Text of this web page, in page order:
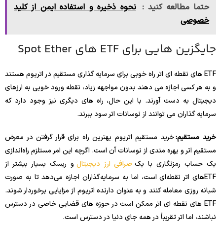
حتما مطالعه کنید : نحوه ذخیره و استفاده ایمن از کلید
خصوصی
جایگزین هایی برای ETF های Spot Ether
ETF های نقطه ای اتر راه خوبی برای سرمایه گذاری مستقیم در اتریوم هستند
و به هر کسی اجازه می دهند بدون مواجهه زیاد، نقطه ورود خوبی به ارزهای
دیجیتال به دست آورند. با این حال، راه های دیگری نیز وجود دارد که
سرمایه گذاران می توانند از نوسانات اتر سود ببرند.
خرید مستقیم:خرید مستقیم اتریوم بهترین راه برای قرار گرفتن در معرض
مستقیم اتر و بهره مندی از نوسانات آن است. اگرچه این امر مستلزم راه‌اندازی
یک حساب رمزنگاری با یک صرافی ارز دیجیتال و ریسک بسیار بیشتر از
ETF‌های اتر نقطه‌ای است، اما به سرمایه‌گذاران اجازه می‌دهد تا به صورت
شبانه روزی معامله کنند و به عنوان دارنده اتریوم از مزایایی برخوردار شوند.
ETF های نقطه ای اتر ممکن است در حوزه های قضایی خاصی در دسترس
نباشند، اما اتر تقریباً در همه جای دنیا در دسترس است.